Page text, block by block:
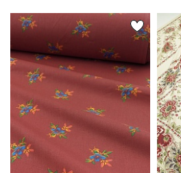
промокоды и скидки
категории
Электронная почта